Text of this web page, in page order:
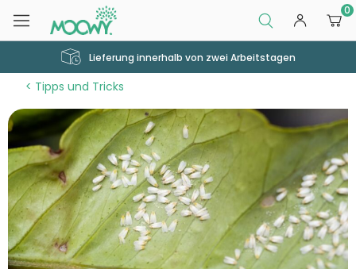
0
Lieferung innerhalb von zwei Arbeitstagen
Tipps und Tricks